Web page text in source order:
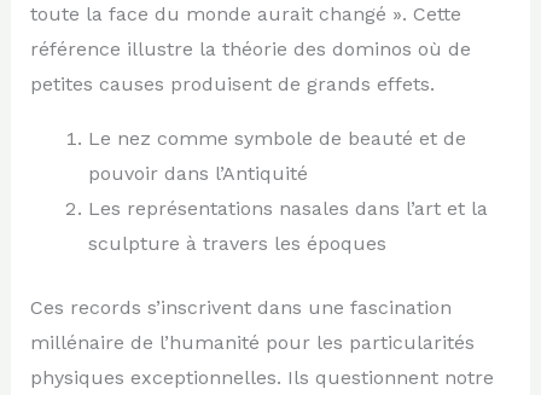
toute la face du monde aurait changé ». Cette
référence illustre la théorie des dominos où de
petites causes produisent de grands effets.
Le nez comme symbole de beauté et de
pouvoir dans l’Antiquité
Les représentations nasales dans l’art et la
sculpture à travers les époques
Ces records s’inscrivent dans une fascination
millénaire de l’humanité pour les particularités
physiques exceptionnelles. Ils questionnent notre